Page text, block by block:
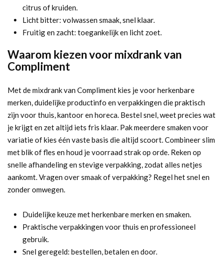
citrus of kruiden.
Licht bitter: volwassen smaak, snel klaar.
Fruitig en zacht: toegankelijk en licht zoet.
Waarom kiezen voor mixdrank van
Compliment
Met de mixdrank van Compliment kies je voor herkenbare
merken, duidelijke productinfo en verpakkingen die praktisch
zijn voor thuis, kantoor en horeca. Bestel snel, weet precies wat
je krijgt en zet altijd iets fris klaar. Pak meerdere smaken voor
variatie of kies één vaste basis die altijd scoort. Combineer slim
met blik of fles en houd je voorraad strak op orde. Reken op
snelle afhandeling en stevige verpakking, zodat alles netjes
aankomt. Vragen over smaak of verpakking? Regel het snel en
zonder omwegen.
Duidelijke keuze met herkenbare merken en smaken.
Praktische verpakkingen voor thuis en professioneel
gebruik.
Snel geregeld: bestellen, betalen en door.